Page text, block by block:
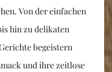
Von der einfachen
hin zu delikaten
begeistern
und ihre zeitlose